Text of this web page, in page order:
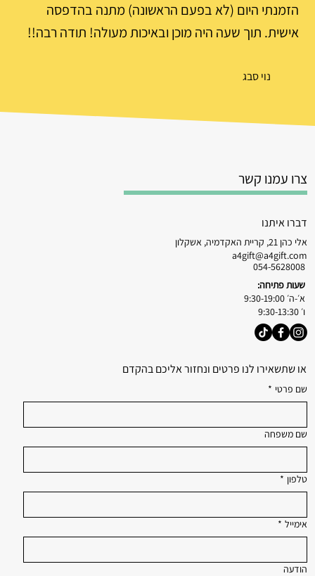
הזמנתי היום (לא בפעם הראשונה) מתנה בהדפסה
אישית. תוך שעה היה מוכן ובאיכות מעולה! תודה רבה!!
נוי סבג
או שתשאירו לנו פרטים ונחזור אליכם בהקדם
שם פרטי *
שם משפחה
טלפון *
אימייל *
הודעה
צרו עמנו קשר
דברו איתנו
אלי כהן 21, קריית האקדמיה, אשקלון
a4gift@a4gift.com
054-5628008
שעות פתיחה:
א׳-ה׳ 9:30-19:00
ו׳ 9:30-13:30